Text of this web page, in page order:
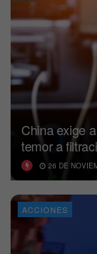
China exige
temor a
26 DE
ACCIONES